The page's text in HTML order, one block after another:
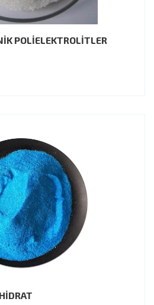
POLİELEKTROLİTLER